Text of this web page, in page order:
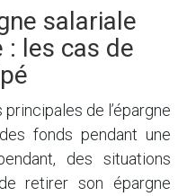
salariale
: les cas de
de l’épargne
fonds pendant une
des situations
retirer son épargne